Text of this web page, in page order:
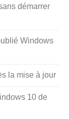
démarrer
Windows
la mise à jour
10 de